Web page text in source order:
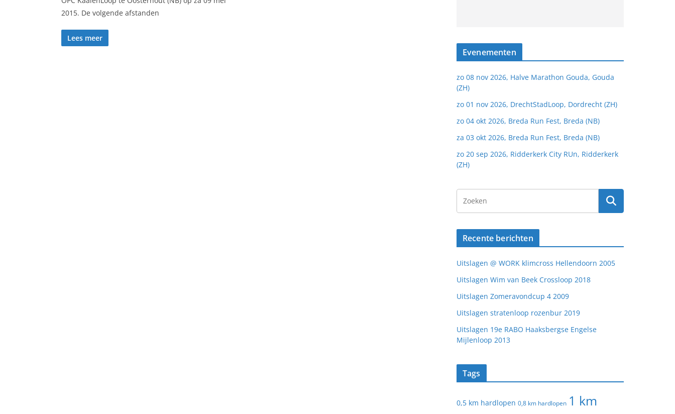
2015. De volgende afstanden
Lees meer
Evenementen
zo 08 nov 2026, Halve Marathon Gouda, Gouda
(ZH)
zo 01 nov 2026, DrechtStadLoop, Dordrecht (ZH)
zo 04 okt 2026, Breda Run Fest, Breda (NB)
za 03 okt 2026, Breda Run Fest, Breda (NB)
zo 20 sep 2026, Ridderkerk City RUn, Ridderkerk
(ZH)
Recente berichten
Uitslagen @ WORK klimcross Hellendoorn 2005
Uitslagen Wim van Beek Crossloop 2018
Uitslagen Zomeravondcup 4 2009
Uitslagen stratenloop rozenbur 2019
Uitslagen 19e RABO Haaksbergse Engelse
Mijlenloop 2013
Tags
0,5 km hardlopen 0,8 km hardlopen 1 km